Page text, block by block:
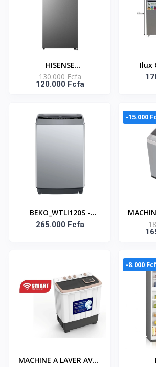
HISENSE
REFRIGERATEUR DEUX
PORTES SILVER 124L
130.000 Fcfa
120.000 Fcfa
Ilux
BEKO_WTLI120S -
MACHINE A LAVER
CLAIR/220V/FUZZY
CONTROL
265.000 Fcfa
-15.000
MACHINE A LAVER AVEC
-8.000